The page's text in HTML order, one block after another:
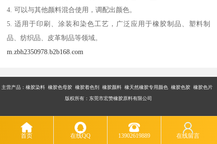
4. 可以与其他颜料混合使用，调配出颜色。
5. 适用于印刷、涂装和染色工艺，广泛应用于橡胶制品、塑料制
品、纺织品、皮革制品等领域。
m.zbh2350978.b2b168.com
主营产品：橡胶染料 橡胶色母胶 橡胶着色剂 橡胶颜料 橡天然橡胶专用颜色 橡胶色胶 橡胶色片
版权所有：东莞市宏赞橡胶原料有限公司
首页 在线QQ 13902619889 在线留言